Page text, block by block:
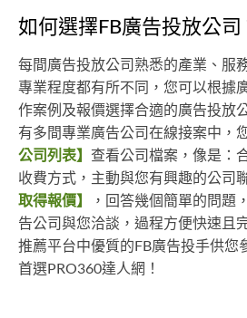
如何選擇FB廣告投放公司
每間廣告投放公司熟悉的產業、服
專業程度都有所不同，您可以根據
作案例及報價選擇合適的廣告投放
有多間專業廣告公司在線接案中，
公司列表】 查看公司檔案，像是：
收費方式，主動與您有興趣的公司
取得報價】
，回答幾個簡單的問題
告公司與您洽談，過程方便快速且
推薦平台中優質的FB廣告投手供您
首選PRO360達人網！